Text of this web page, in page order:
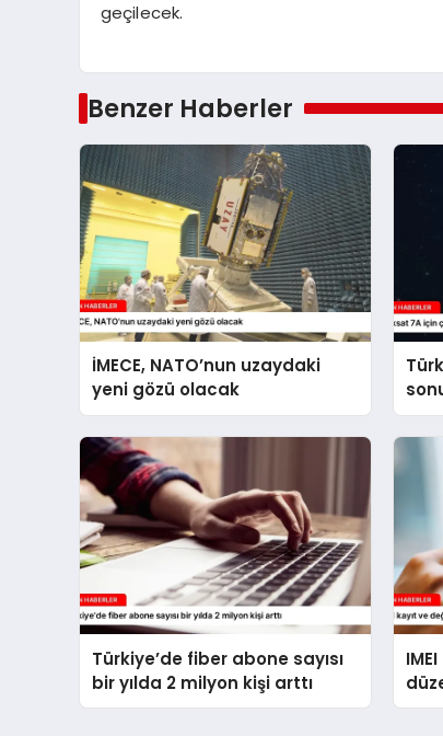
geçilecek.
Benzer Haberler
İMECE, NATO’nun uzaydaki
yeni gözü olacak
Türkiye’de fiber abone sayısı
bir yılda 2 milyon kişi arttı